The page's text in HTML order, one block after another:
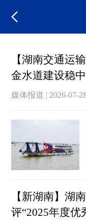
【湖南交通运
金水道建设稳
媒体报道 | 2026-07-
【新湖南】湖
评“2025年度优